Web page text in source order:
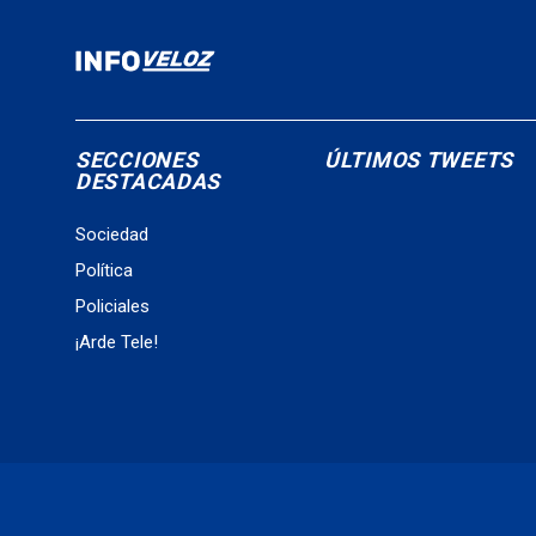
SECCIONES
DESTACADAS
Sociedad
Política
Policiales
¡Arde Tele!
ÚLTIMOS TWEETS